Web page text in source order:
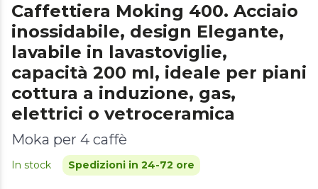
Caffettiera Moking 400. Acciaio
inossidabile, design Elegante,
lavabile in lavastoviglie,
capacità 200 ml, ideale per piani
cottura a induzione, gas,
elettrici o vetroceramica
Moka per 4 caffè
In stock Spedizioni in 24-72 ore